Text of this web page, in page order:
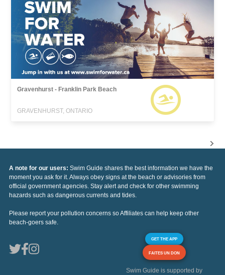
Gravenhurst - Franklin Park Beach
GRAVENHURST, ONTARIO
A note for our users: Swim Guide shares the best information we have the
moment you ask for it. Always obey signs at the beach or advisories from
official government agencies. Stay alert and check for other swimming
hazards such as dangerous currents and tides.
Please report your pollution concerns so Affiliates can help keep other
beach-goers safe.
GET THE APP
FAITES UN DON
Swim Guide is supported by